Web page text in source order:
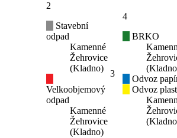
2
Stavební
odpad
Kamenné
Žehrovice
(Kladno)
Velkoobjemový
odpad
Kamenné
Žehrovice
(Kladno)
3
4
BRKO
Odvoz
Odvoz